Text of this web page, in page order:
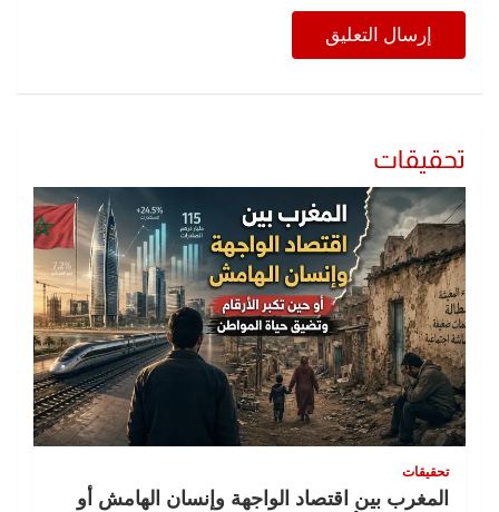
تحقيقات
تحقيقات
المغرب بين اقتصاد الواجهة وإنسان الهامش أو